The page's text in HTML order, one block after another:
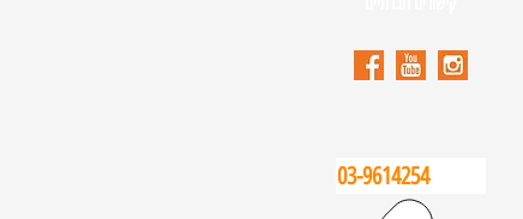
03-9614254